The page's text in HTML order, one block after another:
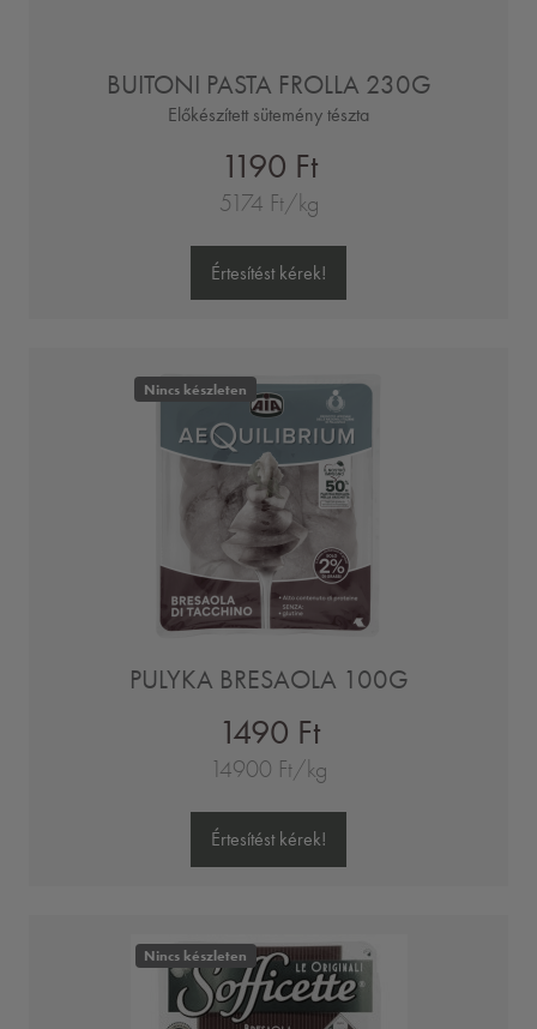
BUITONI PASTA FROLLA 230G
Előkészített sütemény tészta
1190 Ft
5174 Ft/kg
Értesítést kérek!
Nincs készleten
PULYKA BRESAOLA 100G
1490 Ft
14900 Ft/kg
Értesítést kérek!
Nincs készleten